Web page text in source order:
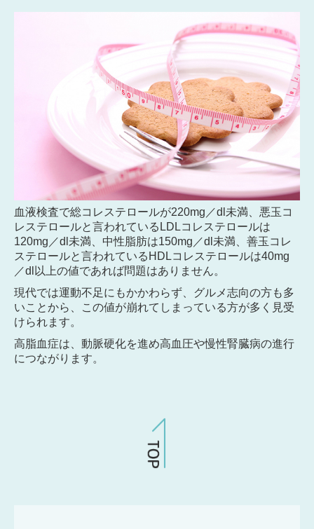
血液検査で総コレステロールが220mg／dl未満、悪玉コ
レステロールと言われているLDLコレステロールは
120mg／dl未満、中性脂肪は150mg／dl未満、善玉コレ
ステロールと言われているHDLコレステロールは40mg
／dl以上の値であれば問題はありません。
現代では運動不足にもかかわらず、グルメ志向の方も多
いことから、この値が崩れてしまっている方が多く見受
けられます。
高脂血症は、動脈硬化を進め高血圧や慢性腎臓病の進行
につながります。